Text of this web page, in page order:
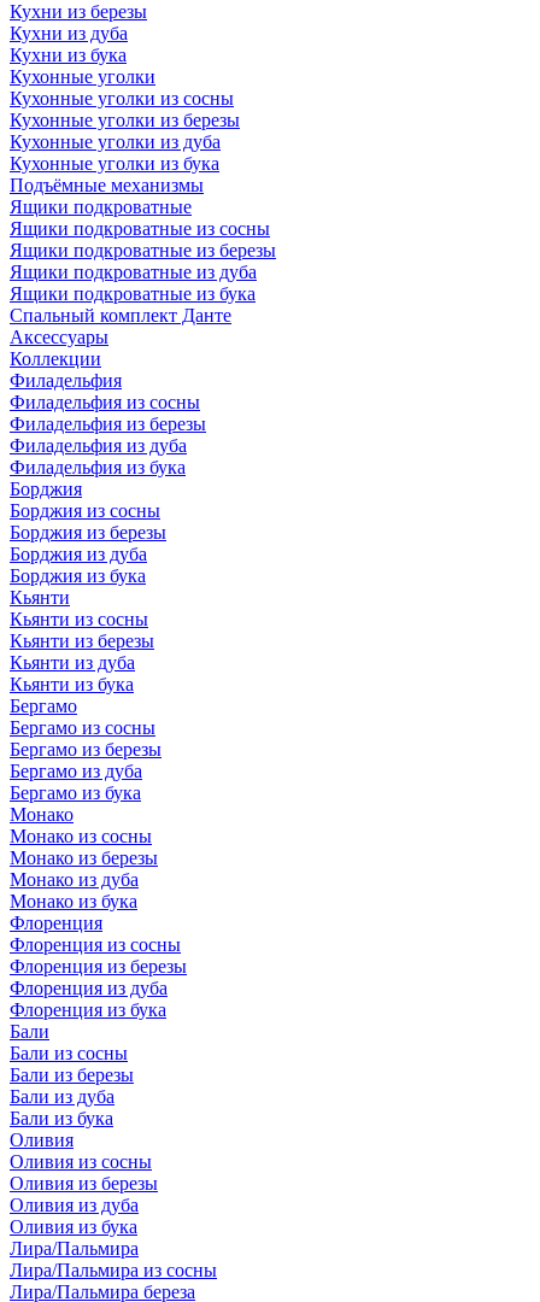
Кухни из березы
Кухни из дуба
Кухни из бука
Кухонные уголки
Кухонные уголки из сосны
Кухонные уголки из березы
Кухонные уголки из дуба
Кухонные уголки из бука
Подъёмные механизмы
Ящики подкроватные
Ящики подкроватные из сосны
Ящики подкроватные из березы
Ящики подкроватные из дуба
Ящики подкроватные из бука
Спальный комплект Данте
Аксессуары
Коллекции
Филадельфия
Филадельфия из сосны
Филадельфия из березы
Филадельфия из дуба
Филадельфия из бука
Борджия
Борджия из сосны
Борджия из березы
Борджия из дуба
Борджия из бука
Кьянти
Кьянти из сосны
Кьянти из березы
Кьянти из дуба
Кьянти из бука
Бергамо
Бергамо из сосны
Бергамо из березы
Бергамо из дуба
Бергамо из бука
Монако
Монако из сосны
Монако из березы
Монако из дуба
Монако из бука
Флоренция
Флоренция из сосны
Флоренция из березы
Флоренция из дуба
Флоренция из бука
Бали
Бали из сосны
Бали из березы
Бали из дуба
Бали из бука
Оливия
Оливия из сосны
Оливия из березы
Оливия из дуба
Оливия из бука
Лира/Пальмира
Лира/Пальмира из сосны
Лира/Пальмира береза